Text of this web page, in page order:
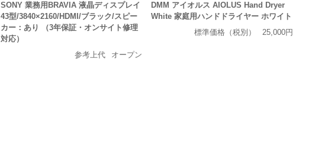
SONY 業務用BRAVIA 液晶ディスプレイ
43型/3840×2160/HDMI/ブラック/スピー
カー：あり （3年保証・オンサイト修理
対応）
参考上代
オープン
DMM アイオルス AIOLUS Hand Dryer
White 家庭用ハンドドライヤー ホワイト
標準価格（税別）
25,000円